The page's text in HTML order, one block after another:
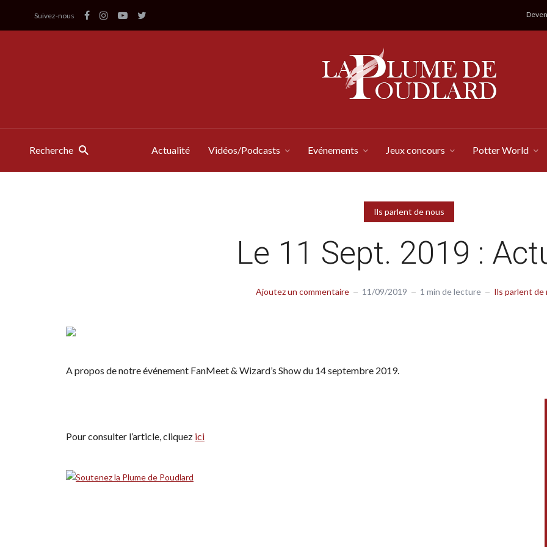
Suivez-nous
Recherche Actualité Vidéos/Podcasts Evénements Jeux concours Potter World
Ils parlent de nous
Le 11 Sept. 2019 :
Ajoutez un commentaire 11/09/2019 1 min de lecture Ils parlent de
A propos de notre événement FanMeet & Wizard’s Show du 14 septembre 2019.
Pour consulter l’article, cliquez ici